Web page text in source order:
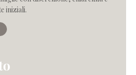
iniziali.